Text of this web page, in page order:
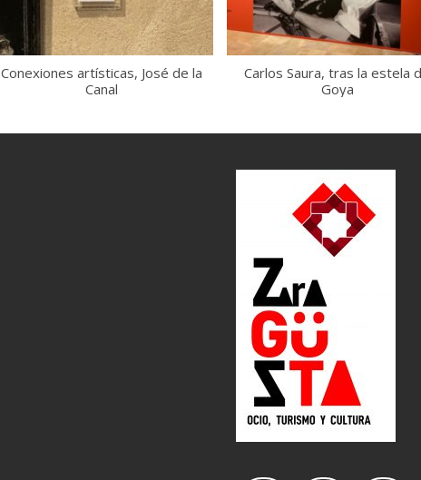
Conexiones artísticas, José de la
Canal
Carlos Saura, tras la estela
Goya